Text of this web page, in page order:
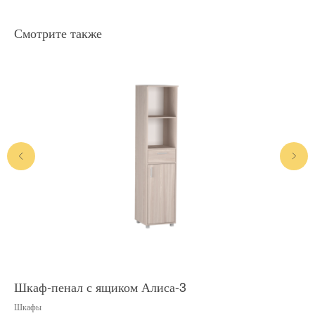
Смотрите также
Шкаф-пенал с ящиком Алиса-3
Шкафы